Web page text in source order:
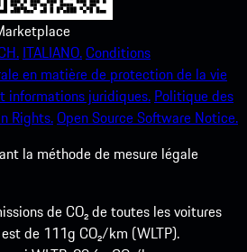
ITALIANO.Conditions
en matière de protection de la vie
informations juridiques. Politique des
Rights.Open Source Software Notice.
la méthode de mesure légale
de CO₂ de toutes les voitures
de 111g CO₂/km (WLTP).